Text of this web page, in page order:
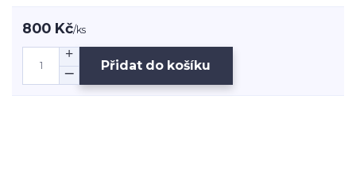
800 Kč/ks
Přidat do košíku